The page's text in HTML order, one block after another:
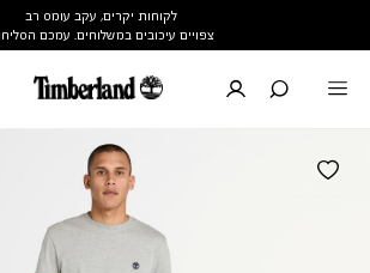
לקוחות יקרים, עקב עומס רב
צפויים עיכובים במשלוחים. עמכם